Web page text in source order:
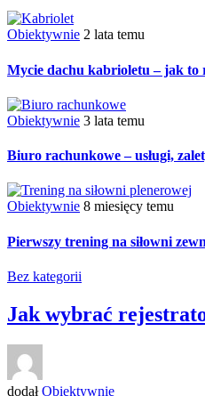
Obiektywnie 2 lata temu
Mycie dachu kabrioletu – jak to
Obiektywnie 3 lata temu
Biuro rachunkowe – usługi,
Obiektywnie 8 miesięcy temu
Pierwszy trening na siłowni
Bez kategorii
Jak wybrać
dodałObiektywnie